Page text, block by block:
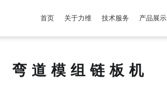
首页 关于力维 技术服务 产品展示
弯道模组链板机